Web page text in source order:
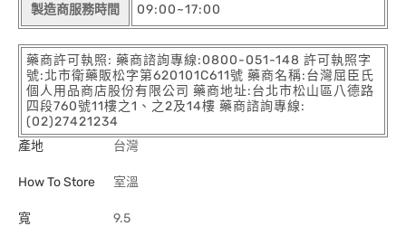
製造商服務時間 09:00~17:00
藥商許可執照: 藥商諮詢專線:0800-051-148 許可執照字
號:北市衛藥販松字第620101C611號 藥商名稱:台灣屈臣氏
個人用品商店股份有限公司 藥商地址:台北市松山區八德路
四段760號11樓之1、之2及14樓 藥商諮詢專線:
(02)27421234
產地
台灣
How To Store 室溫
寬 9.5